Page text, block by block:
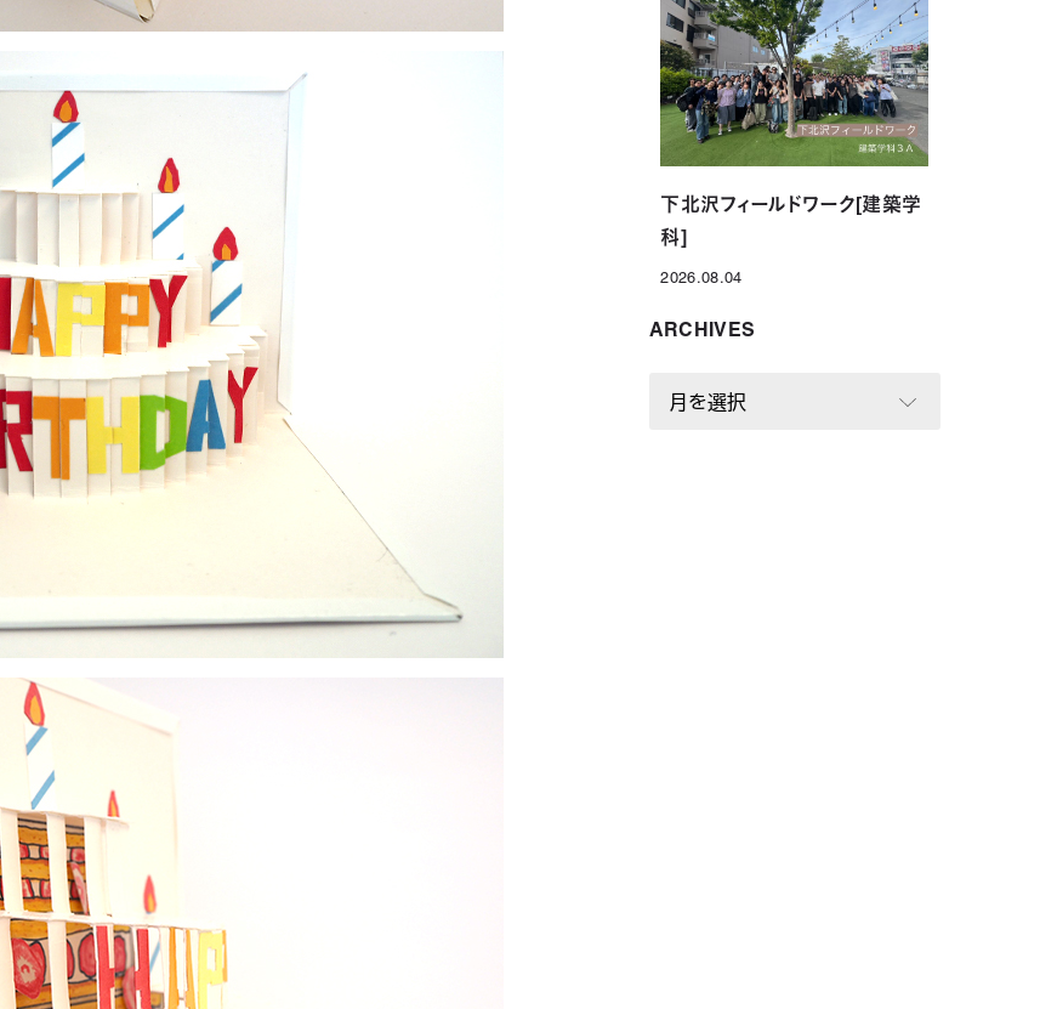
下北沢フィールドワーク[建築学
科]
2026.08.04
ARCHIVES